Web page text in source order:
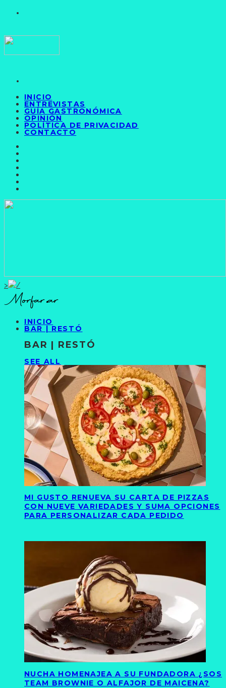
INICIO
ENTREVISTAS
GUÍA GASTRONÓMICA
OPINIÓN
POLÍTICA DE PRIVACIDAD
CONTACTO
>
INICIO
BAR | RESTÓ
BAR | RESTÓ
SEE ALL
MI GUSTO RENUEVA SU CARTA DE PIZZAS
CON NUEVE VARIEDADES Y SUMA OPCIONES
PARA PERSONALIZAR CADA PEDIDO
NUCHA HOMENAJEA A SU FUNDADORA ¿SOS
TEAM BROWNIE O ALFAJOR DE MAICENA?